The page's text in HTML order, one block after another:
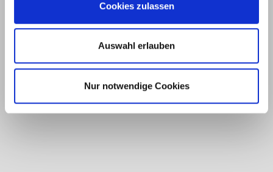
Cookies zulassen
Auswahl erlauben
Nur notwendige Cookies